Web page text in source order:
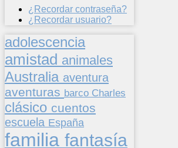
¿Recordar contraseña?
¿Recordar usuario?
adolescencia
amistad animales
Australia aventura
aventuras barco Charles
clásico cuentos
escuela España
familia fantasía